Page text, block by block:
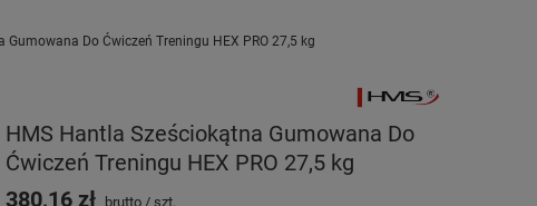
Gumowana Do Ćwiczeń Treningu HEX PRO 27,5 kg
HMS Hantla Sześciokątna Gumowana Do
Ćwiczeń Treningu HEX PRO 27,5 kg
380,16 zł brutto / szt.